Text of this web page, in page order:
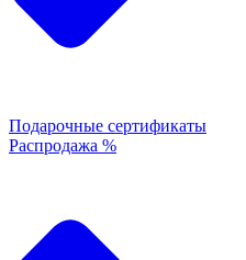
Подарочные сертификаты
Распродажа %